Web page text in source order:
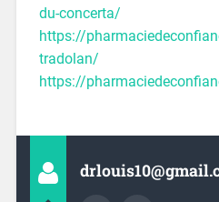
du-concerta/
https://
tradolan/
https://